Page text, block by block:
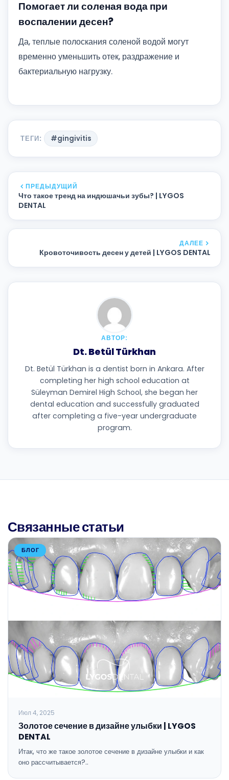
Помогает ли соленая вода при
воспалении десен?
Да, теплые полоскания соленой водой могут
временно уменьшить отек, раздражение и
бактериальную нагрузку.
ТЕГИ: #gingivitis
ПРЕДЫДУЩИЙ
Что такое тренд на индюшачьи зубы? | LYGOS
DENTAL
ДАЛЕЕ
Кровоточивость десен у детей | LYGOS DENTAL
АВТОР:
Dt. Betül Türkhan
Dt. Betül Türkhan is a dentist born in Ankara. After
completing her high school education at
Süleyman Demirel High School, she began her
dental education and successfully graduated
after completing a five-year undergraduate
program.
Связанные статьи
БЛОГ
Июл 4, 2025
Золотое сечение в дизайне улыбки | LYGOS
DENTAL
Итак, что же такое золотое сечение в дизайне улыбки и как
оно рассчитывается?..